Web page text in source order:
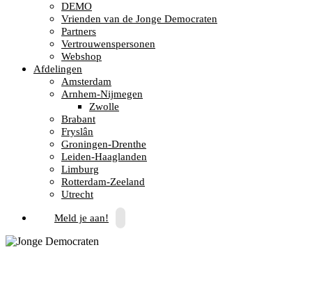
DEMO
Vrienden van de Jonge Democraten
Partners
Vertrouwenspersonen
Webshop
Afdelingen
Amsterdam
Arnhem-Nijmegen
Zwolle
Brabant
Fryslân
Groningen-Drenthe
Leiden-Haaglanden
Limburg
Rotterdam-Zeeland
Utrecht
Meld je aan!